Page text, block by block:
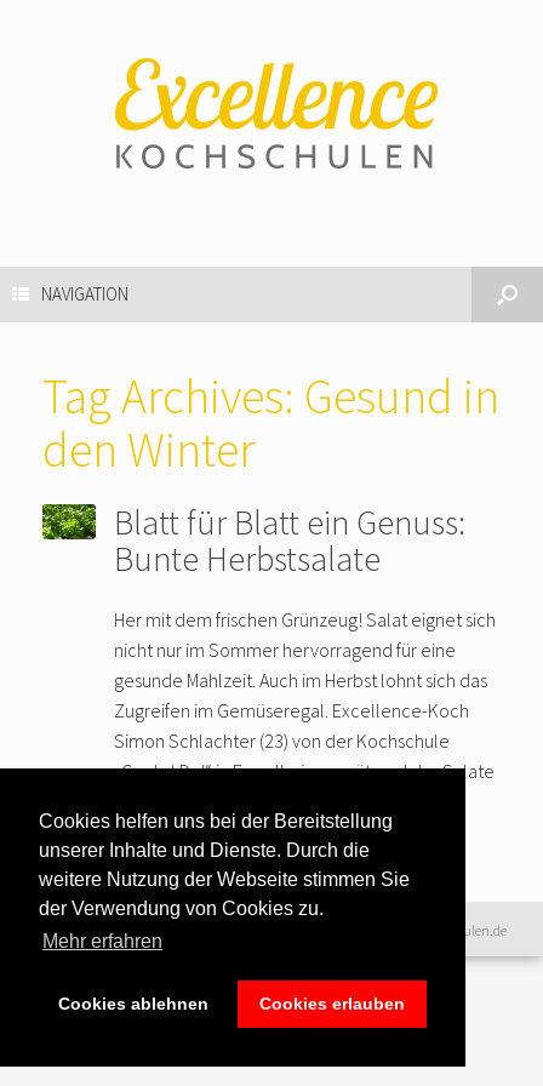
Cookies helfen uns bei der Bereitstellung
unserer Inhalte und Dienste. Durch die
weitere Nutzung der Webseite stimmen Sie
der Verwendung von Cookies zu.
Mehr erfahren
Cookies ablehnen Cookies erlauben
NAVIGATION
Tag Archives: Gesund in
den Winter
Blatt für Blatt ein Genuss:
Bunte Herbstsalate
Her mit dem frischen Grünzeug! Salat eignet sich
nicht nur im Sommer hervorragend für eine
gesunde Mahlzeit. Auch im Herbst lohnt sich das
Zugreifen im Gemüseregal. Excellence-Koch
Simon Schlachter (23) von der Kochschule
„Cookst Du!“ in Eppelheim verrät, welche Salate
Datenschutzerklärung
Teilnahmebedingungen
Bildnachweise
©2016 www.excellence-kochschulen.de